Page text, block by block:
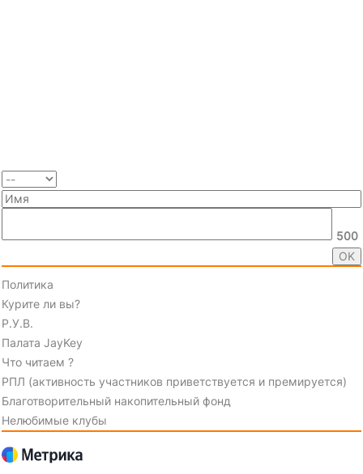
500
Политика
Курите ли вы?
Р.У.В.
Палата JayKey
Что читаем ?
РПЛ (активность участников приветствуется и премируется)
Благотворительный накопительный фонд
Нелюбимые клубы